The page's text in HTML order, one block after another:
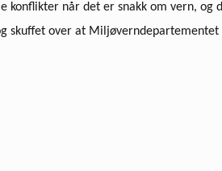
når det er snakk om vern, og
skuffet over at Miljøverndepartementet